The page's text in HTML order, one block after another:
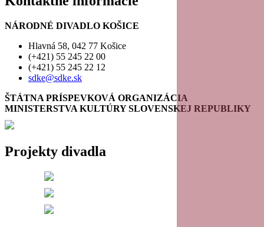
NÁRODNÉ DIVADLO KOŠICE
Hlavná 58, 042 77 Košice
(+421) 55 245 22 00
(+421) 55 245 22 12
sdke@sdke.sk
ŠTÁTNA PRÍSPEVKOVÁ ORGANIZÁCIA
MINISTERSTVA KULTÚRY SLOVENSKEJ REPUBLIKY
Projekty divadla